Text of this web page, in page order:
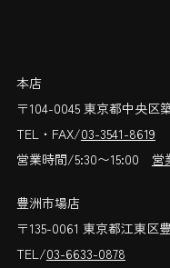
本店
〒104-0045 東京都中央区
TEL・FAX/03-3541-8619
営業時間/5:30〜15:00 営
豊洲市場店
〒135-0061 東京都江東区
TEL/03-6633-0878